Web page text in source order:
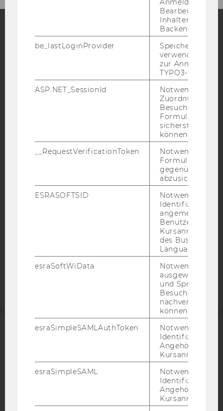
FacebookInstagram Blog
YouTube NewsletterBluesky
IMPRESSUM
BARRIEREFREIHEITSERKLÄRUNG WEBSEITE
DATENSCHUTZERKLÄRUNG
DATENSCHUTZERKLÄRUNG
STUDIENBEWERBER*INNEN UND STUDIERENDE
Barrierefreiheitserklärung
Webseite
Bearbeitung von
Inhalten im
Backend.
be_lastLoginProvider
Speichert die
verwendete
zur Anmeldung
TYPO3-Backend.
ASP.NET_SessionId
Notwendig, um
Zuordnung von
Besucher zu
sicherstellen zu
können.
__RequestVerificationToken
Notwendig, um
gegenüber
abzusichern.
ESRASOFTSID
Notwendig zur
Identifizierung
angemeldeten
Benutzers im
des Business
Language
esraSoftWiData
Notwendig um
ausgewählte
und
Besuchers
nachverfolgen
können.
esraSimpleSAMLAuthToken
Notwendig zur
Identifizierung
Angehörige/r für
Kursanmeldung.
esraSimpleSAML
Notwendig zur
Identifizierung
Angehörige/r für
Kursanmeldung.